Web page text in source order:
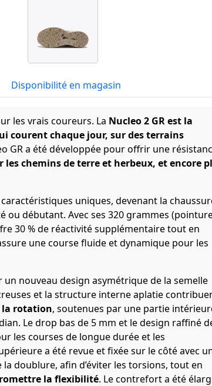
Disponibilité en magasin
les vrais coureurs. La Nucleo 2 GR est la
courent chaque jour, sur des terrains
GR a été développée pour offrir une
les chemins de terre et herbeux, et encore
uniques, devenant la
débutant. Avec ses 320 grammes
30 % de réactivité supplémentaire tout en
une course fluide et dynamique pour les
nouveau design asymétrique de la semelle
et la structure interne aplatie
la rotation, soutenues par une partie
Le drop bas de 5 mm et le design raffiné
les courses de longue durée et les
a été revue et fixée sur le côté avec
doublure, afin d’éviter les torsions, tout en
la flexibilité. Le contrefort a été